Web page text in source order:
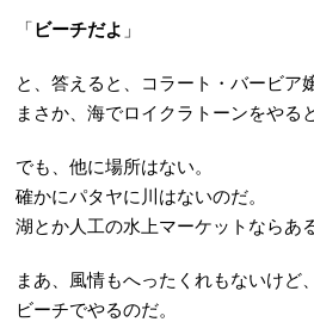
「ビーチだよ 」
と、答えると、コラート・バービア
まさか、海でロイクラトーンをやる
でも、他に場所はない。
確かにパタヤに川はないのだ。
湖とか人工の水上マーケットならあ
まあ、風情もへったくれもないけど
ビーチでやるのだ。